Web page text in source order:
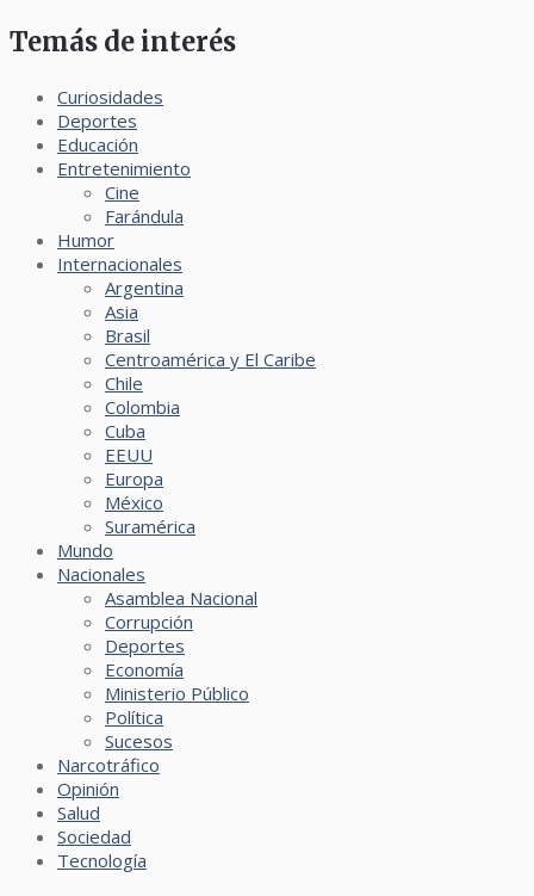
Temás de interés
Curiosidades
Deportes
Educación
Entretenimiento
Cine
Farándula
Humor
Internacionales
Argentina
Asia
Brasil
Centroamérica y El Caribe
Chile
Colombia
Cuba
EEUU
Europa
México
Suramérica
Mundo
Nacionales
Asamblea Nacional
Corrupción
Deportes
Economía
Ministerio Público
Política
Sucesos
Narcotráfico
Opinión
Salud
Sociedad
Tecnología